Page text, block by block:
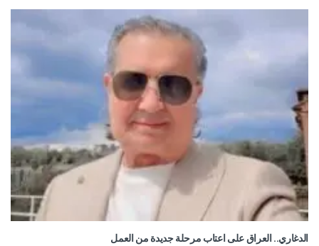
الدغاري.. العراق على اعتاب مرحلة جديدة من العمل